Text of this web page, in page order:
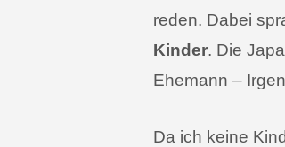
reden. Dabei
Kinder. Die
Ehemann –
Da ich keine